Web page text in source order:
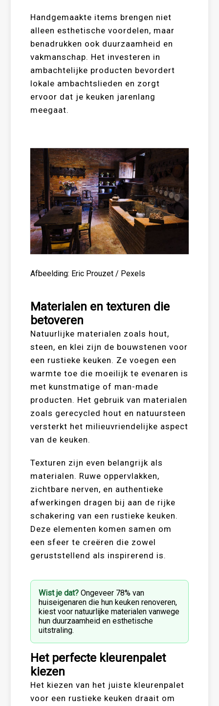
Handgemaakte items brengen niet
alleen esthetische voordelen, maar
benadrukken ook duurzaamheid en
vakmanschap. Het investeren in
ambachtelijke producten bevordert
lokale ambachtslieden en zorgt
ervoor dat je keuken jarenlang
meegaat.
Afbeelding: Eric Prouzet / Pexels
Materialen en texturen die
betoveren
Natuurlijke materialen zoals hout,
steen, en klei zijn de bouwstenen voor
een rustieke keuken. Ze voegen een
warmte toe die moeilijk te evenaren is
met kunstmatige of man-made
producten. Het gebruik van materialen
zoals gerecycled hout en natuursteen
versterkt het milieuvriendelijke aspect
van de keuken.
Texturen zijn even belangrijk als
materialen. Ruwe oppervlakken,
zichtbare nerven, en authentieke
afwerkingen dragen bij aan de rijke
schakering van een rustieke keuken.
Deze elementen komen samen om
een sfeer te creëren die zowel
geruststellend als inspirerend is.
Wist je dat? Ongeveer 78% van
huiseigenaren die hun keuken renoveren,
kiest voor natuurlijke materialen vanwege
hun duurzaamheid en esthetische
uitstraling.
Het perfecte kleurenpalet
kiezen
Het kiezen van het juiste kleurenpalet
voor een rustieke keuken draait om